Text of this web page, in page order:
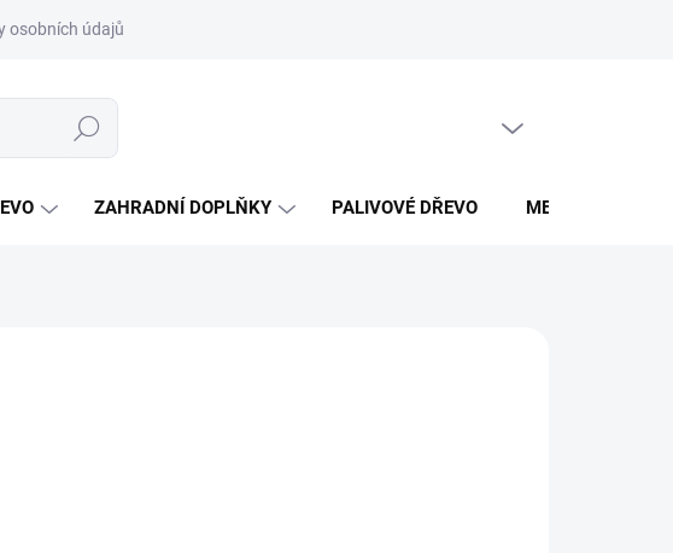
osobních údajů
Hledat
ZAHRADNÍ DOPLŇKY PALIVOVÉ DŘEVO MERCH DŘEVO